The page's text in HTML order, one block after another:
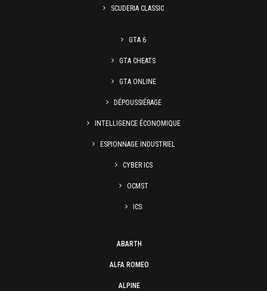
SCUDERIA CLASSIC
GTA 6
GTA CHEATS
GTA ONLINE
DÉPOUSSIÉRAGE
INTELLIGENCE ÉCONOMIQUE
ESPIONNAGE INDUSTRIEL
CYBER ICS
OCMST
ICS
ABARTH
ALFA ROMEO
ALPINE